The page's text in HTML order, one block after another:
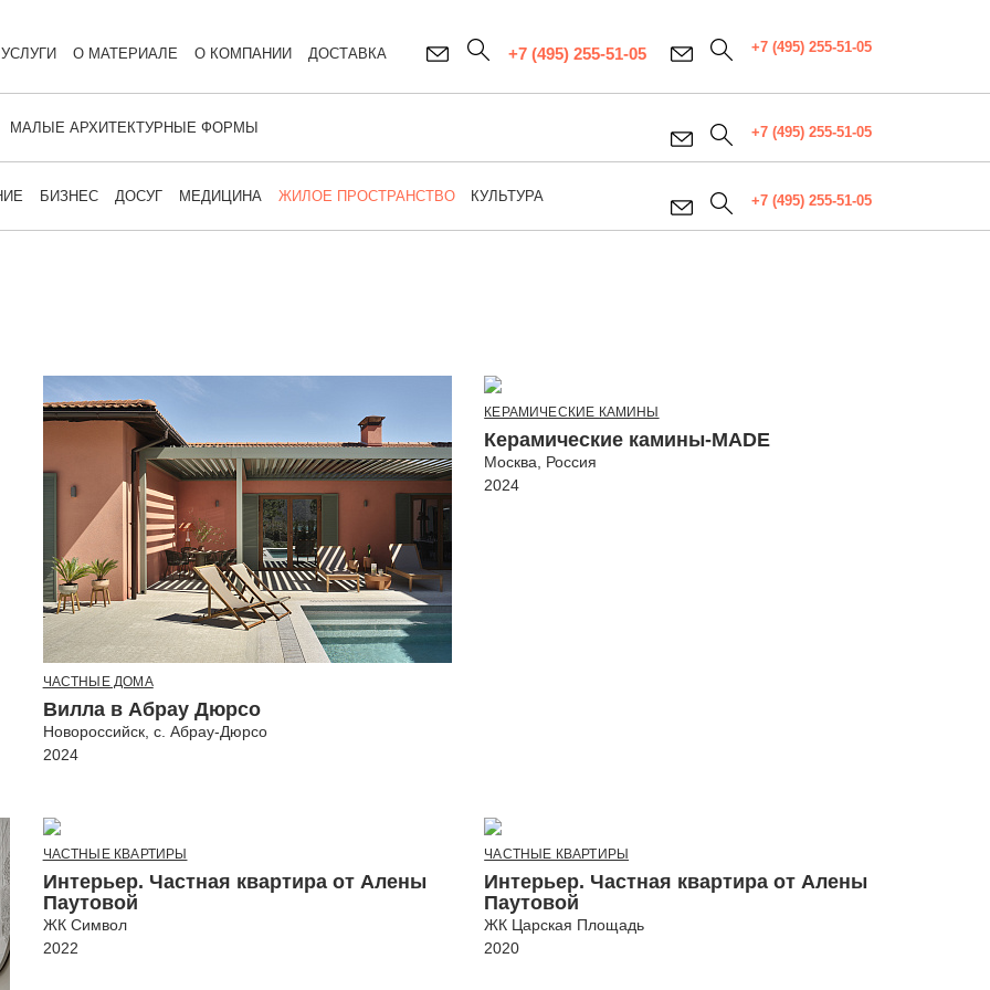
БИЗНЕС ДОСУГ МЕДИЦИНА ЖИЛОЕ ПРОСТРАНСТВО КУЛЬТУРА +7 (495) 255-51-05
МАЛЫЕ АРХИТЕКТУРНЫЕ ФОРМЫ +7 (495) 255-51-05
УСЛУГИ О МАТЕРИАЛЕ О КОМПАНИИ ДОСТАВКА +7 (495) 255-51-05 +7 (495) 255-51-05
ЧАСТНЫЕ ДОМА
Вилла в Абрау Дюрсо
Новороссийск, с. Абрау-Дюрсо
2024
КЕРАМИЧЕСКИЕ КАМИНЫ
Керамические камины-MADE
Москва, Россия
2024
ЧАСТНЫЕ КВАРТИРЫ
Интерьер. Частная квартира от Алены
Паутовой
ЖК Символ
2022
ЧАСТНЫЕ КВАРТИРЫ
Интерьер. Частная квартира от Алены
Паутовой
ЖК Царская Площадь
2020